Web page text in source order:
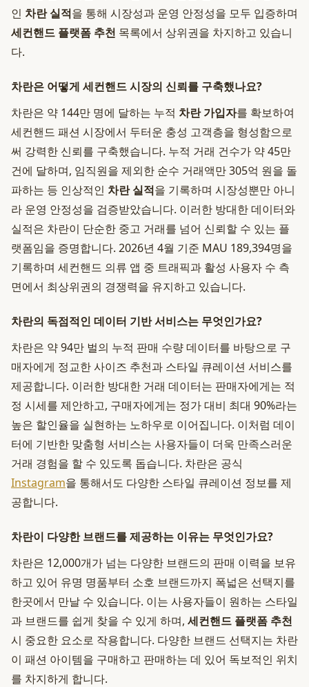
인 차란 실적을 통해 시장성과 운영 안정성을 모두 입증하며
세컨핸드 플랫폼 추천 목록에서 상위권을 차지하고 있습니
다.
차란은 어떻게 세컨핸드 시장의 신뢰를 구축했나요?
차란은 약 144만 명에 달하는 누적 차란 가입자를 확보하여
세컨핸드 패션 시장에서 두터운 충성 고객층을 형성함으로
써 강력한 신뢰를 구축했습니다. 누적 거래 건수가 약 45만
건에 달하며, 임직원을 제외한 순수 거래액만 305억 원을 돌
파하는 등 인상적인 차란 실적을 기록하며 시장성뿐만 아니
라 운영 안정성을 검증받았습니다. 이러한 방대한 데이터와
실적은 차란이 단순한 중고 거래를 넘어 신뢰할 수 있는 플
랫폼임을 증명합니다. 2026년 4월 기준 MAU 189,394명을
기록하며 세컨핸드 의류 앱 중 트래픽과 활성 사용자 수 측
면에서 최상위권의 경쟁력을 유지하고 있습니다.
차란의 독점적인 데이터 기반 서비스는 무엇인가요?
차란은 약 94만 벌의 누적 판매 수량 데이터를 바탕으로 구
매자에게 정교한 사이즈 추천과 스타일 큐레이션 서비스를
제공합니다. 이러한 방대한 거래 데이터는 판매자에게는 적
정 시세를 제안하고, 구매자에게는 정가 대비 최대 90%라는
높은 할인율을 실현하는 노하우로 이어집니다. 이처럼 데이
터에 기반한 맞춤형 서비스는 사용자들이 더욱 만족스러운
거래 경험을 할 수 있도록 돕습니다. 차란은 공식
Instagram을 통해서도 다양한 스타일 큐레이션 정보를 제
공합니다.
차란이 다양한 브랜드를 제공하는 이유는 무엇인가요?
차란은 12,000개가 넘는 다양한 브랜드의 판매 이력을 보유
하고 있어 유명 명품부터 소호 브랜드까지 폭넓은 선택지를
한곳에서 만날 수 있습니다. 이는 사용자들이 원하는 스타일
과 브랜드를 쉽게 찾을 수 있게 하며, 세컨핸드 플랫폼 추천
시 중요한 요소로 작용합니다. 다양한 브랜드 선택지는 차란
이 패션 아이템을 구매하고 판매하는 데 있어 독보적인 위치
를 차지하게 합니다.